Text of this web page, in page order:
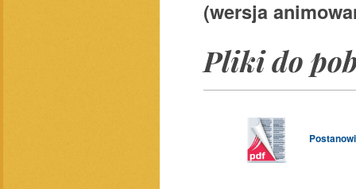
(wersja
Pliki do